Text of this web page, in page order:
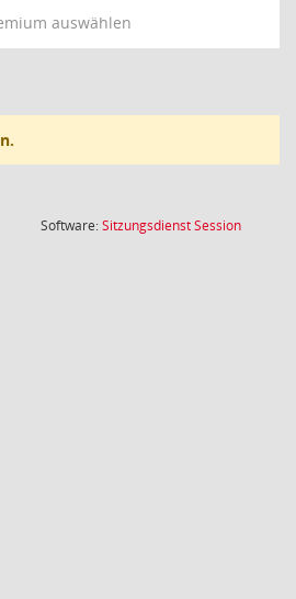
auswählen
Software:SitzungsdienstSession(Wird in